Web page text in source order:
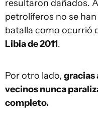
resultaron dañados.
petrolíferos no se
batalla como ocurrió
Libia de 2011.
Por otro lado, gracias
vecinos nunca
completo.